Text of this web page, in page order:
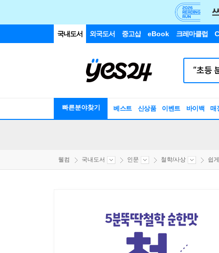
국내도서 외국도서 중고샵 eBook 크레마클럽
빠른분야찾기 베스트 신상품 이벤트 바이백 매
웰컴 국내도서 인문 철학/사상 쉽